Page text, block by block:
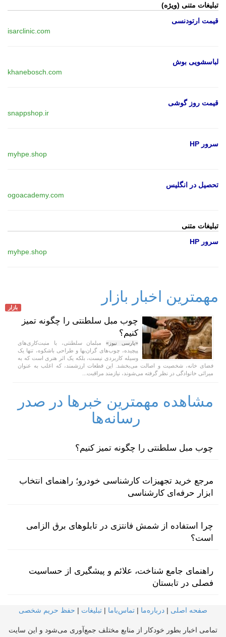
تبلیغات متنی (ویژه)
قیمت ارتودنسی
isarclinic.com
لباسشویی بوش
khanebosch.com
قیمت روز گوشی
snappshop.ir
سرور HP
myhpe.shop
تحصیل در انگلیس
ogoacademy.com
تبلیغات متنی
سرور HP
myhpe.shop
مهمترین اخبار بازار
بازار
چوب مبل سلطنتی را چگونه تمیز
کنیم؟
«پارسی نیوز»مبلمان سلطنتی، با منبت‌کاری‌های
پیچیده، چوب‌های گران‌بها و طراحی باشکوه، تنها یک
وسیله کاربردی نیست، بلکه یک اثر هنری است که به
فضای خانه، شخصیت و اصالت می‌بخشد. این قطعات ارزشمند، که اغلب به عنوان
میراثی خانوادگی در نظر گرفته می‌شوند، نیازمند مراقبت...
مشاهده مهمترین خبرها در صدر
رسانه‌ها
چوب مبل سلطنتی را چگونه تمیز کنیم؟
مرجع خرید تجهیزات کارشناسی خودرو؛ راهنمای انتخاب
ابزار حرفه‌ای کارشناسی
چرا استفاده از شمش فانتزی در تابلوهای برق الزامی
است؟
راهنمای جامع شناخت، علائم و پیشگیری از حساسیت
فصلی در تابستان
صفحه اصلی | درباره‌ما | تماس‌با‌ما | تبلیغات | حفظ حریم شخصی
تمامی اخبار بطور خودکار از منابع مختلف جمع‌آوری می‌شود و این سایت